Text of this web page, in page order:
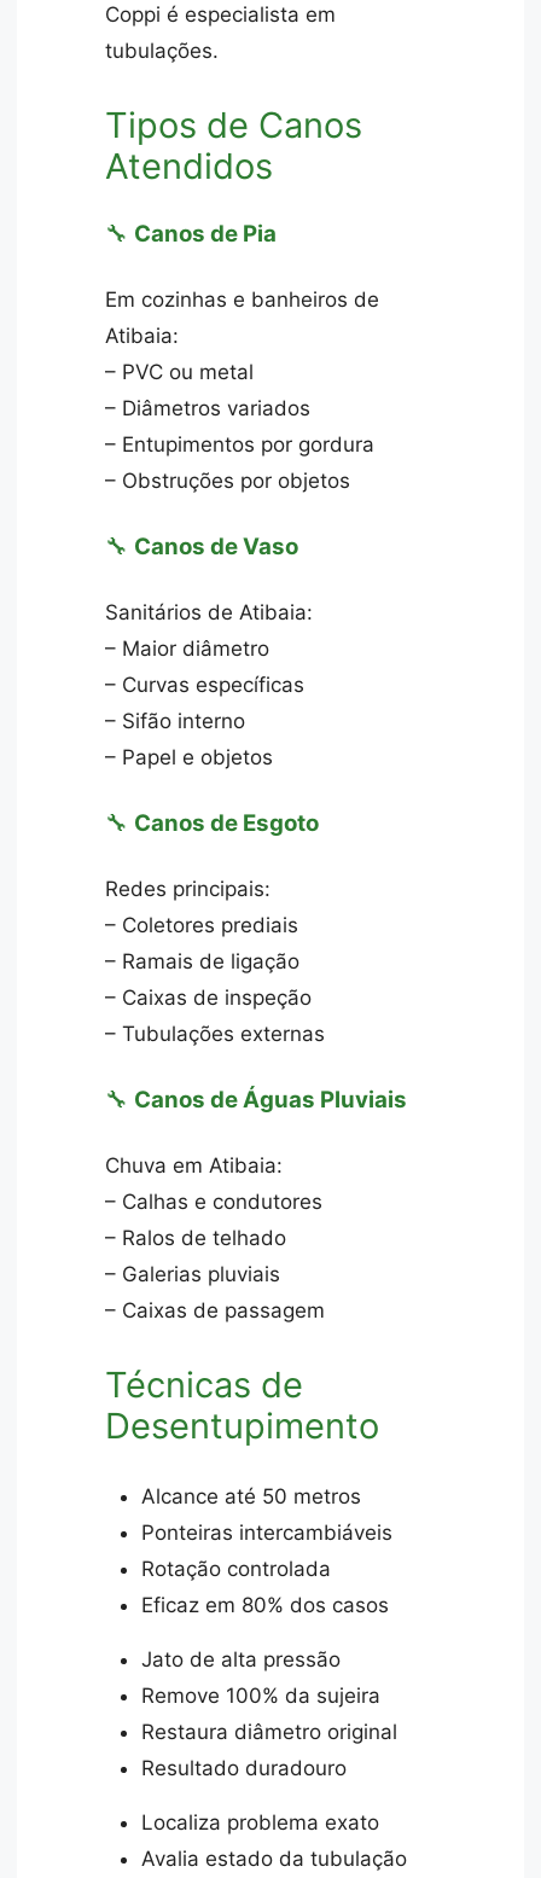
Coppi é especialista em
tubulações.
Tipos de Canos
Atendidos
🔧 Canos de Pia
Em cozinhas e banheiros de
Atibaia:
– PVC ou metal
– Diâmetros variados
– Entupimentos por gordura
– Obstruções por objetos
🔧 Canos de Vaso
Sanitários de Atibaia:
– Maior diâmetro
– Curvas específicas
– Sifão interno
– Papel e objetos
🔧 Canos de Esgoto
Redes principais:
– Coletores prediais
– Ramais de ligação
– Caixas de inspeção
– Tubulações externas
🔧 Canos de Águas Pluviais
Chuva em Atibaia:
– Calhas e condutores
– Ralos de telhado
– Galerias pluviais
– Caixas de passagem
Técnicas de
Desentupimento
Alcance até 50 metros
Ponteiras intercambiáveis
Rotação controlada
Eficaz em 80% dos casos
Jato de alta pressão
Remove 100% da sujeira
Restaura diâmetro original
Resultado duradouro
Localiza problema exato
Avalia estado da tubulação